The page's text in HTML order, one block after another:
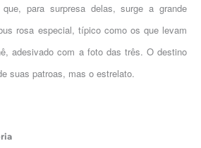
para surpresa delas, surge a grande
rosa especial, típico como os que levam
adesivado com a foto das três. O destino
suas patroas, mas o estrelato.